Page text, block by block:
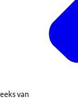
je van lezen, zou
is Carlijn Pereira. Ik
van